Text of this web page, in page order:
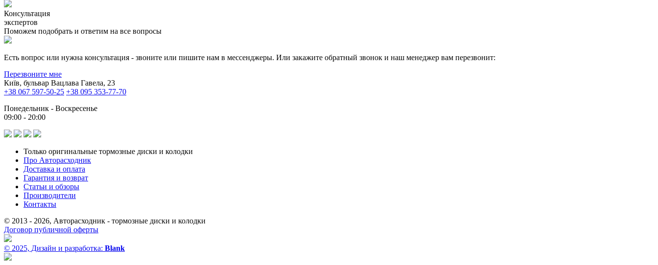
Консультация
экспертов
Поможем подобрать и ответим на все вопросы
Есть вопрос или нужна консультация - звоните или пишите нам в мессенджеры. Или закажите обратный звонок и наш менеджер вам перезвонит:
Перезвоните мне
Київ, бульвар Вацлава Гавела, 23
+38 067 597-50-25 +38 095 353-77-70
Понедельник - Воскресенье
09:00 - 20:00
Только оригинальные тормозные диски и колодки
Про Авторасходник
Доставка и оплата
Гарантия и возврат
Статьи и обзоры
Производители
Контакты
© 2013 - 2026, Авторасходник - тормозные диски и колодки
Договор публичной оферты
© 2025, Дизайн и разработка: Blank